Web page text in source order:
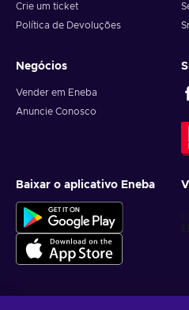
Crie um ticket
Política de Devoluções
Negócios
Vender em Eneba
Anuncie Conosco
Baixar o aplicativo Eneba